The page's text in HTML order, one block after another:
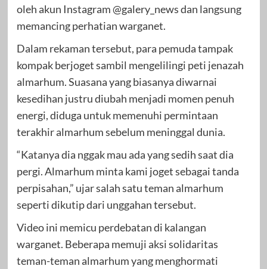
oleh akun Instagram @galery_news dan langsung
memancing perhatian warganet.
Dalam rekaman tersebut, para pemuda tampak
kompak berjoget sambil mengelilingi peti jenazah
almarhum. Suasana yang biasanya diwarnai
kesedihan justru diubah menjadi momen penuh
energi, diduga untuk memenuhi permintaan
terakhir almarhum sebelum meninggal dunia.
“Katanya dia nggak mau ada yang sedih saat dia
pergi. Almarhum minta kami joget sebagai tanda
perpisahan,” ujar salah satu teman almarhum
seperti dikutip dari unggahan tersebut.
Video ini memicu perdebatan di kalangan
warganet. Beberapa memuji aksi solidaritas
teman-teman almarhum yang menghormati